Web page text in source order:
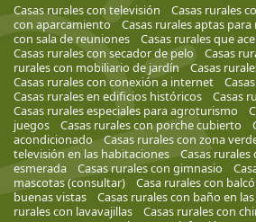
Casas rurales con televisión Casas rurales
con aparcamiento
Casas rurales aptas para
con sala de reuniones
Casas rurales que
Casas rurales con secador de pelo
Casas
rurales con mobiliario de jardín
Casas
Casas rurales con conexión a internet
Casas rurales en edificios históricos
Casas
Casas rurales especiales para agroturismo
juegos
Casas rurales con porche cubierto
acondicionado
Casas rurales con zona
televisión en las habitaciones
Casas
esmerada
Casas rurales con gimnasio
mascotas (consultar)
Casa rurales con
buenas vistas
Casas rurales con baño en
rurales con lavavajillas
Casas rurales con